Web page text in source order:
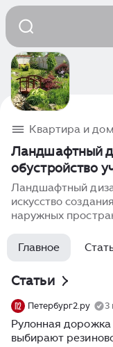
Квартира и дом
Ландшафтный
обустройство
Ландшафтный
искусство
наружных
дизайн включает
насаждений,
элементов.
дизайн помогает
для отдыха и
Главное
Статьи
Петербург2.ру 3
Рулонная
выбирают